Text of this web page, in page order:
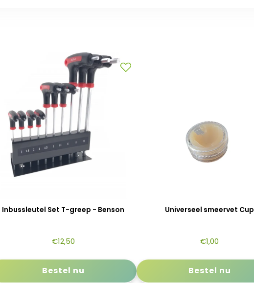
Inbussleutel Set T-greep - Benson
€12,50
Bestel nu
Universeel smeervet Cup
€1,00
Bestel nu